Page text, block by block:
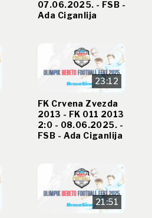
07.06.2025. - FSB -
Ada Ciganlija
23:12
FK Crvena Zvezda
2013 - FK 011 2013
2:0 - 08.06.2025. -
FSB - Ada Ciganlija
21:51